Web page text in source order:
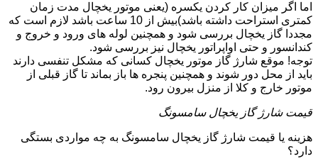
اما اگر میزان کار کردن یکسره (یعنی موتور یخچال مدت زمان
کمتری استراحت داشته باشد)بیش از 10 ساعت باشد لازم است که
مجددا گاز یخچال بررسی شود و همچنین لوله های ورود و خروج و
کندانسور و حتی اواپراتور یخچال نیز بررسی شود.
توجه! موقع شارژ گاز موتور یخچال کسانی که مشکل تنفسی دارند
باید از محل دور شوند و همچنین پنجره ها باز بماند تا گاز قبلی از
موتور خارج و کلا از منزل بیرون رود.
قیمت شارژ گاز یخچال سامسونگ
هزینه یا قیمت شارژ گاز یخچال سامسونگ به چه مواردی بستگی
دارد؟